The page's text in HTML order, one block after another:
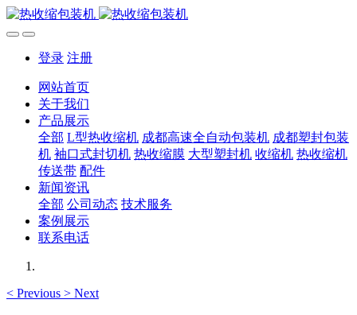
登录 注册
网站首页
关于我们
产品展示
全部 L型热收缩机 成都高速全自动包装机 成都塑封包装
机 袖口式封切机 热收缩膜 大型塑封机 收缩机 热收缩机
传送带 配件
新闻资讯
全部 公司动态 技术服务
案例展示
联系电话
< Previous > Next